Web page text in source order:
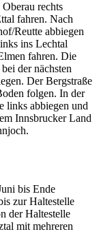
rechts
fahren. Nach
Reutte abbiegen
ins Lechtal
fahren. Die
der nächsten
Der Bergstraße
folgen. In der
links abbiegen und
Innsbrucker Land
bis Ende
zur Haltestelle
der Haltestelle
mit mehreren